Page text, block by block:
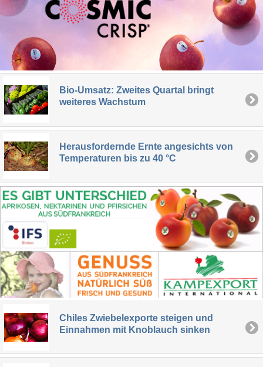
Bio-Umsatz: Zweites Quartal bringt
weiteres Wachstum
Herausfordernde Ernte angesichts von
Temperaturen bis zu 40 °C
Chiles Zwiebelexporte steigen und
Einnahmen mit Knoblauch sinken